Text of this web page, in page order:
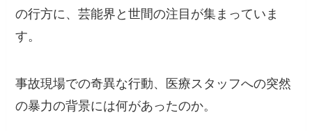
の行方に、芸能界と世間の注目が集まっていま
す。
事故現場での奇異な行動、医療スタッフへの突然
の暴力の背景には何があったのか。